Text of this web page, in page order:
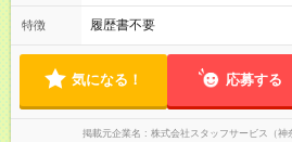
特徴 履歴書不要
気になる！ 応募する
掲載元企業名 株式会社スタッフサービス（神